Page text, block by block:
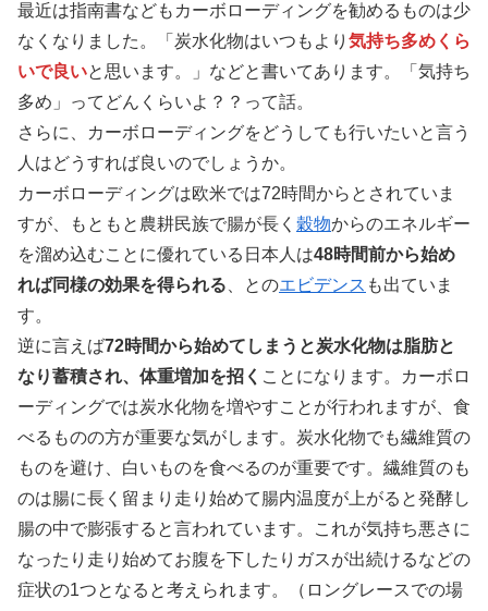
最近は指南書などもカーボローディングを勧めるものは少
なくなりました。「炭水化物はいつもより 気持ち多めくら
いで良いと思います。」などと書いてあります。「気持ち
多め」ってどんくらいよ？？って話。
さらに、カーボローディングをどうしても行いたいと言う
人はどうすれば良いのでしょうか。
カーボローディングは欧米では72時間からとされていま
すが、もともと農耕民族で腸が長く 穀物からのエネルギー
を溜め込むことに優れている日本人は48時間前から始め
れば同様の効果を得られる 、とのエビデンス も出ていま
す。
逆に言えば72時間から始めてしまうと炭水化物は脂肪と
なり蓄積され、体重増加を招く ことになります。カーボロ
ーディングでは炭水化物を増やすことが行われますが、食
べるものの方が重要な気がします。炭水化物でも繊維質の
ものを避け、白いものを食べるのが重要です。繊維質のも
のは腸に長く留まり走り始めて腸内温度が上がると発酵し
腸の中で膨張すると言われています。これが気持ち悪さに
なったり走り始めてお腹を下したりガスが出続けるなどの
症状の1つとなると考えられます。（ロングレースでの場